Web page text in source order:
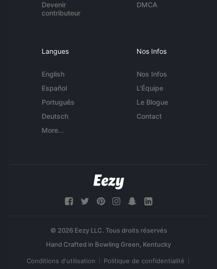
Devenir
contributeur
DMCA
Langues
English
Español
Português
Deutsch
More...
Nos Infos
Nos Infos
L'Équipe
Le Blogue
Contact
© 2026 Eezy LLC. Tous droits réservés
Conditions d'utilisation Politique de confidentialité